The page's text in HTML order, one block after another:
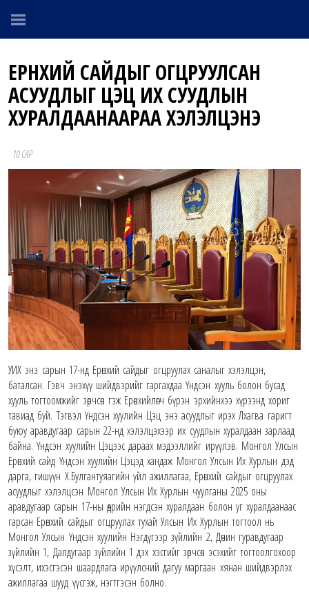
ЕРӨНХИЙ САЙДЫГ ОГЦРУУЛСАН
АСУУДЛЫГ ЦЭЦ ИХ СУУДЛЫН
ХУРАЛДААНААРАА ХЭЛЭЛЦЭНЭ
10 САР
УИХ энэ сарын 17-нд Ерөнхий сайдыг огцруулах саналыг хэлэлцэн,
баталсан. Гэвч энэхүү шийдвэрийг гаргахдаа Үндсэн хууль болон бусад
хууль тогтоомжийг зөрчсөн гэж Ерөнхийлөгч бүрэн эрхийнхээ хүрээнд хориг
тавиад буй. Тэгвэл Үндсэн хуулийн Цэц энэ асуудлыг ирэх Лхагва гаригт
буюу аравдугаар сарын 22-нд хэлэлцэхээр их суудлын хуралдаан зарлаад
байна. Үндсэн хуулийн Цэцээс дараах мэдээллийг ирүүлэв. Монгол Улсын
Ерөнхий сайд Үндсэн хуулийн Цэцэд хандаж Монгол Улсын Их Хурлын дэд
дарга, гишүүн Х.Булгантуяагийн үйл ажиллагаа, Ерөнхий сайдыг огцруулах
асуудлыг хэлэлцсэн Монгол Улсын Их Хурлын чуулганы 2025 оны
аравдугаар сарын 17-ны өдрийн нэгдсэн хуралдаан болон уг хуралдаанаас
гарсан Ерөнхий сайдыг огцруулах тухай Улсын Их Хурлын тогтоол нь
Монгол Улсын Үндсэн хуулийн Нэгдүгээр зүйлийн 2, Дөчин гуравдугаар
зүйлийн 1, Далдугаар зүйлийн 1 дэх хэсгийг зөрчсөн эсэхийг тогтоолгохоор
хүсэлт, ихэсгэсэн шаардлага ирүүлсний дагуу маргаан хянан шийдвэрлэх
ажиллагаа шууд үүсгэж, нэгтгэсэн болно.